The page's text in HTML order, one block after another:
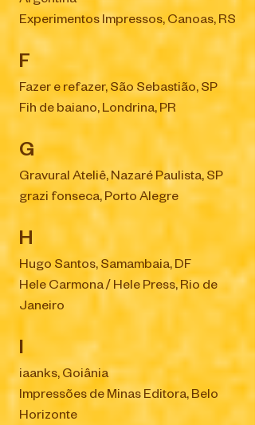
Experimentos Impressos, Canoas, RS
F
Fazer e refazer, São Sebastião, SP
Fih de baiano, Londrina, PR
G
Gravural Ateliê, Nazaré Paulista, SP
grazi fonseca, Porto Alegre
H
Hugo Santos, Samambaia, DF
Hele Carmona / Hele Press, Rio de
Janeiro
I
iaanks, Goiânia
Impressões de Minas Editora, Belo
Horizonte